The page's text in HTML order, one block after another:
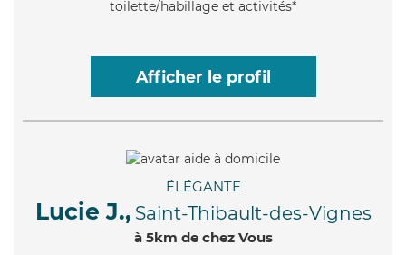
toilette/habillage et activités*
Afficher le profil
ÉLÉGANTE
Lucie J., Saint-Thibault-des-Vignes
à 5km de chez Vous